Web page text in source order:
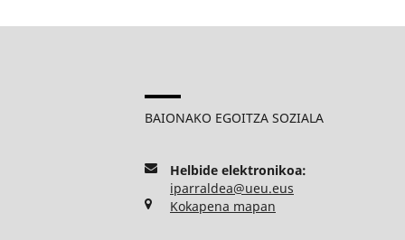
BAIONAKO EGOITZA SOZIALA
Helbide elektronikoa:
iparraldea@ueu.eus
Kokapena mapan